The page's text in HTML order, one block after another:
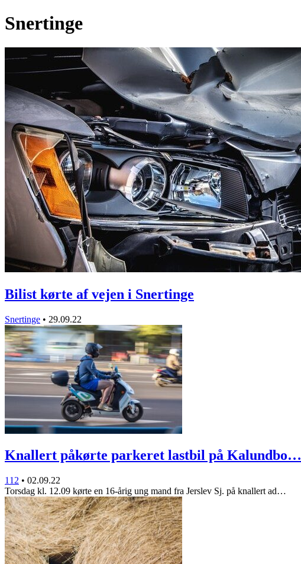
Snertinge
Bilist kørte af vejen i Snertinge
Snertinge • 29.09.22
Knallert påkørte parkeret lastbil på Kalundbo…
112 • 02.09.22
Torsdag kl. 12.09 kørte en 16-årig ung mand fra Jerslev Sj. på knallert ad…